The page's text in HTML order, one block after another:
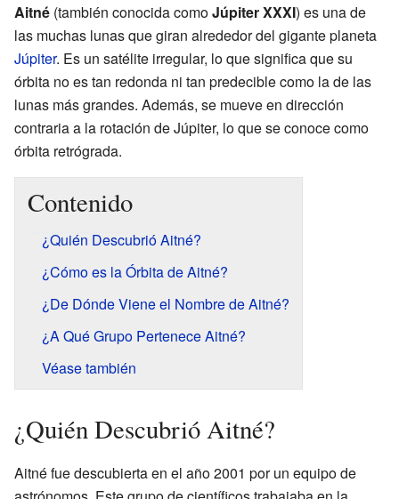
Aitné (también conocida comoJúpiter XXXI) es una de
las muchas lunas que giran alrededor del gigante planeta
Júpiter. Es un satélite irregular, lo que significa que su
órbita no es tan redonda ni tan predecible como la de las
lunas más grandes. Además, se mueve en dirección
contraria a la rotación de Júpiter, lo que se conoce como
órbita retrógrada.
Contenido
¿Quién Descubrió Aitné?
¿Cómo es la Órbita de Aitné?
¿De Dónde Viene el Nombre de Aitné?
¿A Qué Grupo Pertenece Aitné?
Véase también
¿Quién Descubrió Aitné?
Aitné fue descubierta en el año 2001 por un equipo de